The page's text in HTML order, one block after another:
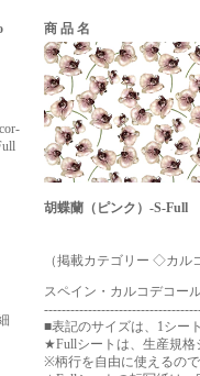
商 品 名
胡蝶蘭（ピンク）-S-Full
（掲載カテゴリー ◇カル
スペイン・カルコデコー
■表記のサイズは、1シー
★Fullシートは、生産規格
※柄行を自由に使えるの